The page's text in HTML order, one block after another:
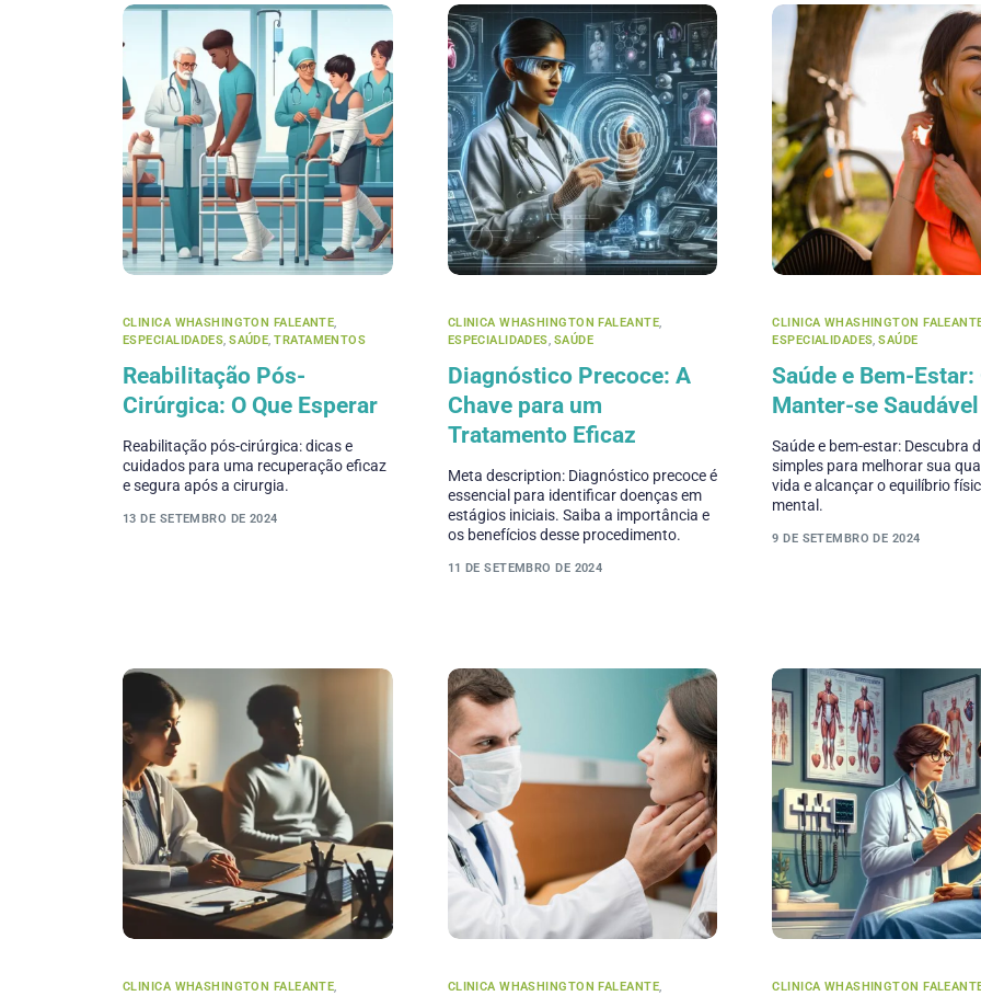
CLINICA WHASHINGTON FALEANTE,
ESPECIALIDADES,SAÚDE,TRATAMENTOS
Reabilitação Pós-
Cirúrgica: O Que Esperar
Reabilitação pós-cirúrgica: dicas e
cuidados para uma recuperação eficaz
e segura após a cirurgia.
13 DE SETEMBRO DE 2024
CLINICA WHASHINGTON FALEANTE,
ESPECIALIDADES, SAÚDE
Diagnóstico Precoce: A
Chave para um
Tratamento Eficaz
Meta description: Diagnóstico precoce é
essencial para identificar doenças em
estágios iniciais. Saiba a importância e
os benefícios desse procedimento.
11 DE SETEMBRO DE 2024
CLINICA WHASHINGTON
ESPECIALIDADES,SAÚDE
Saúde e Bem-Estar:
Manter-se Saudável
Saúde e bem-estar: Descubra
simples para melhorar sua
vida e alcançar o equilíbrio
mental.
9 DE SETEMBRO DE 2024
CLINICA WHASHINGTON FALEANTE,
CLINICA WHASHINGTON FALEANTE,
CLINICA WHASHINGTON